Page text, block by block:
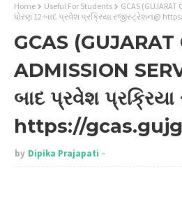
Home Useful For Students
GCAS (GUJARAT
ધોરણ 12 બાદ પ્રવેશ પ્રક્રિયા રજીસ્ટ્રેશન@
GCAS (GUJARAT
ADMISSION
બાદ પ્રવેશ
https://
by Dipika Prajapati